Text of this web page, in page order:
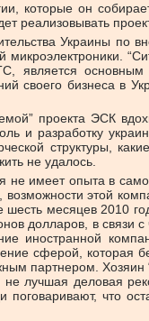
которые он
реализовывать
Украины по
микроэлектроники.
является
своего бизнеса в
проекта ЭСК
и разработку
структуры,
не удалось.
имеет опыта в
этой
месяцев 2010
долларов, в связи
иностранной
сферой, которая
партнером.
лучшая деловая
что